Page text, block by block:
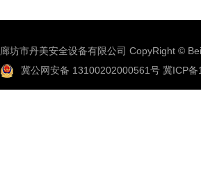
廊坊市丹美安全设备有限公司 CopyRight ©
冀公网安备 13100202000561号 冀ICP